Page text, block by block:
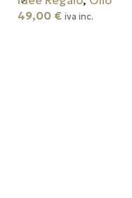
49,00 € iva inc.